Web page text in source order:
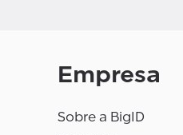
Empresa
Sobre a BigID